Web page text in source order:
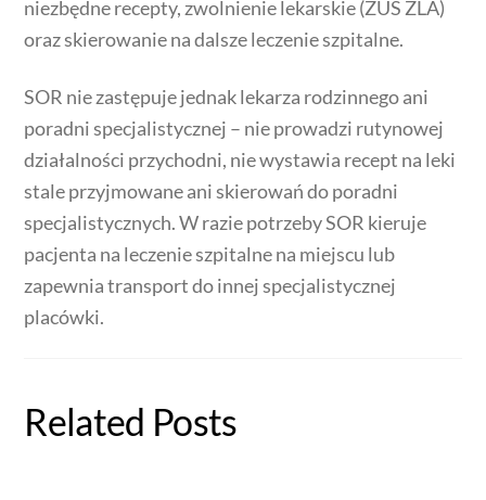
niezbędne recepty, zwolnienie lekarskie (ZUS ZLA)
oraz skierowanie na dalsze leczenie szpitalne.
SOR nie zastępuje jednak lekarza rodzinnego ani
poradni specjalistycznej – nie prowadzi rutynowej
działalności przychodni, nie wystawia recept na leki
stale przyjmowane ani skierowań do poradni
specjalistycznych. W razie potrzeby SOR kieruje
pacjenta na leczenie szpitalne na miejscu lub
zapewnia transport do innej specjalistycznej
placówki.
Related Posts